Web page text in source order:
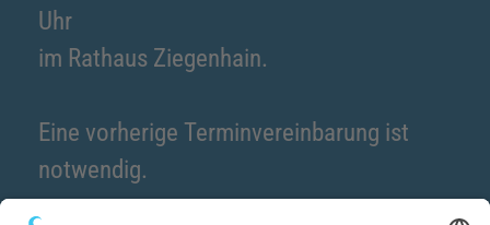
Uhr
im Rathaus Ziegenhain.
Eine vorherige Terminvereinbarung ist
notwendig.